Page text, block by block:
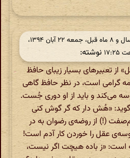
در ‫۱۰ سال و ۸ ماه قبل، جمعه ۲۲ آبان ۱۳۹۴،
نوشته:
از تعبیرهای بسیار زیبای حافظ
گرامی است، در نظر حافظ گاهی
می‌کند و باید از او دوری جُست.
«هُش دار که گر گوش کنی
(!) از روضه‌ی رضوان به در
عقل را خوردن کار آدم است!
است: «ز باده هیچت اگر نیست،